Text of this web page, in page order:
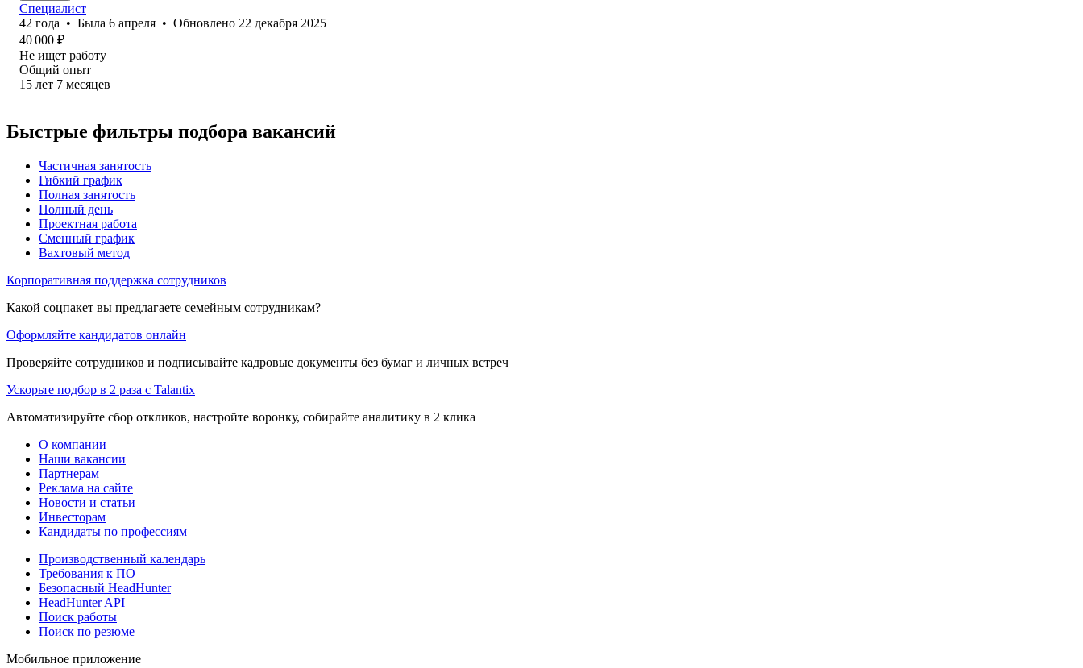
Специалист
42 года • Была 6 апреля • Обновлено 22 декабря 2025
40 000 ₽
Не ищет работу
Общий опыт
15 лет 7 месяцев
Быстрые фильтры подбора вакансий
Частичная занятость
Гибкий график
Полная занятость
Полный день
Проектная работа
Сменный график
Вахтовый метод
Корпоративная поддержка сотрудников
Какой соцпакет вы предлагаете семейным сотрудникам?
Оформляйте кандидатов онлайн
Проверяйте сотрудников и подписывайте кадровые документы без бумаг и личных встреч
Ускорьте подбор в 2 раза с Talantix
Автоматизируйте сбор откликов, настройте воронку, собирайте аналитику в 2 клика
О компании
Наши вакансии
Партнерам
Реклама на сайте
Новости и статьи
Инвесторам
Кандидаты по профессиям
Производственный календарь
Требования к ПО
Безопасный HeadHunter
HeadHunter API
Поиск работы
Поиск по резюме
Мобильное приложение